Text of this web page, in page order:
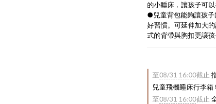
的小睡床，讓孩子可
●兒童背包能夠讓孩子
好習慣。可延伸加大
式的背帶與胸扣更讓孩
至08/31 16:00截止
兒童飛機睡床行李箱
至08/31 16:00截止